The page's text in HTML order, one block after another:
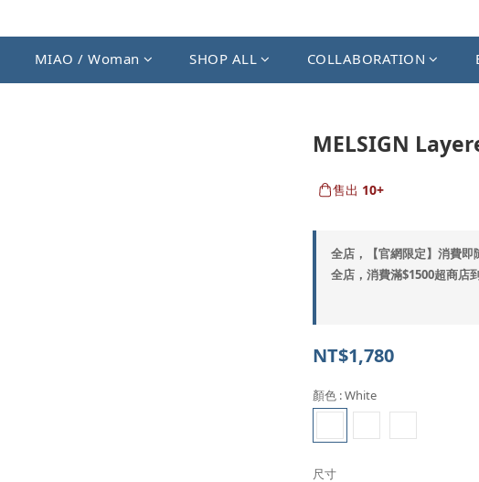
MIAO / Woman SHOP ALL COLLABORATION
MELSIGN
售出 10+
全店，【官網限定】消費
全店，消費滿$1500超商店
NT$1,780
顏色 : White
尺寸